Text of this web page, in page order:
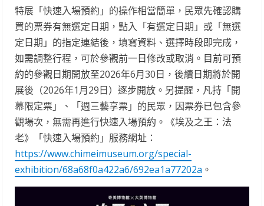
特展「快速入場預約」的操作相當簡單，民眾先確認購
買的票券有無選定日期，點入「有選定日期」或「無選
定日期」的指定連結後，填寫資料、選擇時段即完成，
如需調整行程，可於參觀前一日修改或取消。目前可預
約的參觀日期開放至2026年6月30日，後續日期將於開
展後（2026年1月29日）逐步開放。另提醒，凡持「開
幕限定票」、「週三藝享票」的民眾，因票券已包含參
觀場次，無需再進行快速入場預約。《埃及之王：法
老》「快速入場預約」服務網址：
https://www.chimeimuseum.org/special-
exhibition/68a68f0a422a6/692ea1a77202a 。